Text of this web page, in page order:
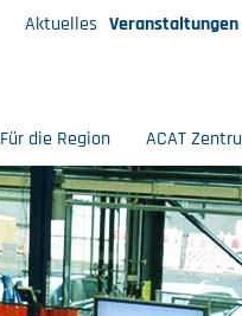
Aktuelles Veranstaltungen
Für die Region ACAT